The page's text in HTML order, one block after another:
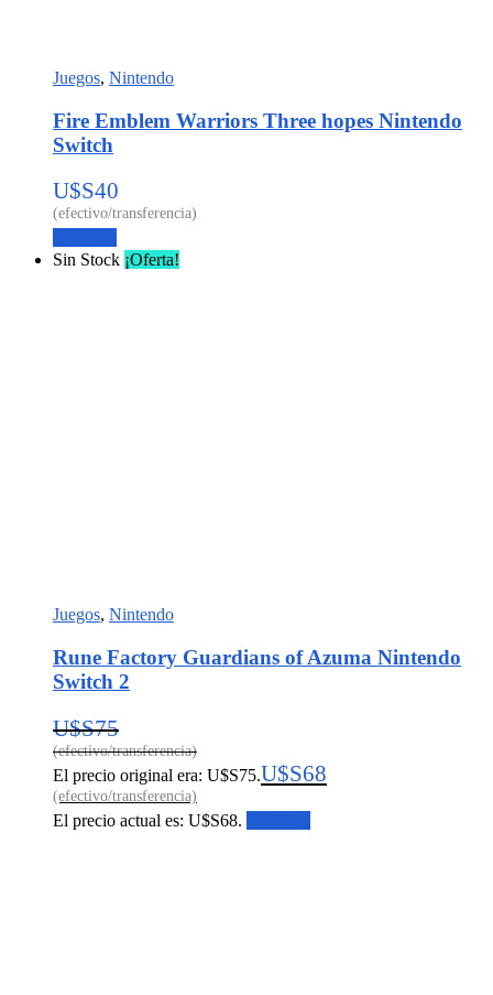
Juegos, Nintendo
Fire Emblem Warriors Three hopes Nintendo
Switch
U$S40
Sin Stock ¡Oferta!
Juegos, Nintendo
Rune Factory Guardians of Azuma Nintendo
Switch 2
U$S75
El precio original era: U$S75.U$S68
El precio actual es: U$S68.